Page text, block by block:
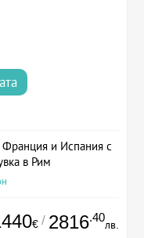
и Испания с
в Рим
€ / 2816.40
лв.